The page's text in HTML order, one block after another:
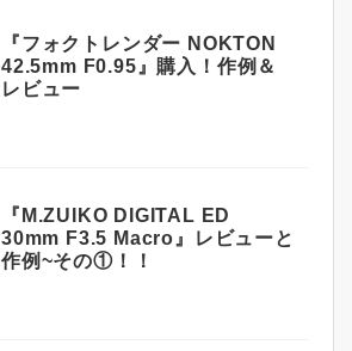
『フォクトレンダー NOKTON
42.5mm F0.95』購入！作例＆
レビュー
『M.ZUIKO DIGITAL ED
30mm F3.5 Macro』レビューと
作例~その①！！